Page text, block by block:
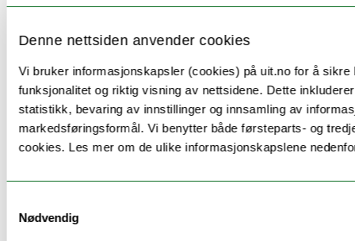
Denne nettsiden anvender cookies
Vi bruker informasjonskapsler (cookies) på uit.no for å sikre
funksjonalitet og riktig visning av nettsidene. Dette
statistikk, bevaring av innstillinger og innsamling av
markedsføringsformål. Vi benytter både førsteparts- og
cookies. Les mer om de ulike informasjonskapslene
Nødvendig
Hvordan avgi stemme?
Alle NTLs medlemmer skal ha mottatt epost og sms
datert 27. april med informasjon om hvordan man kan
avgi sin stemme.
Hvis du av ulike grunner ikke har mottatt sms, kan du
stemme ved å logge deg inn med NTL-
medlemsnummer som brukernavn og fødselsdato